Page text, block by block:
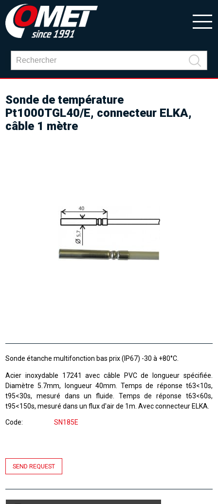
Sonde de température
Pt1000TGL40/E, connecteur ELKA,
câble 1 mètre
Sonde étanche multifonction bas prix (IP67) -30 à +80°C.
Acier inoxydable 17241 avec câble PVC de longueur spécifiée.
Diamètre 5.7mm, longueur 40mm. Temps de réponse t63<10s,
t95<30s, mesuré dans un fluide. Temps de réponse t63<60s,
t95<150s, mesuré dans un flux d'air de 1m. Avec connecteur ELKA.
Code SN185E
SEND REQUEST